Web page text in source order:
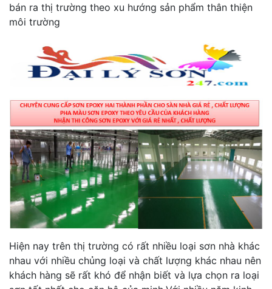
bán ra thị trường theo xu hướng sản phẩm thân thiện
môi trường
Hiện nay trên thị trường có rất nhiều loại sơn nhà khác
nhau với nhiều chủng loại và chất lượng khác nhau nên
khách hàng sẽ rất khó để nhận biết và lựa chọn ra loại